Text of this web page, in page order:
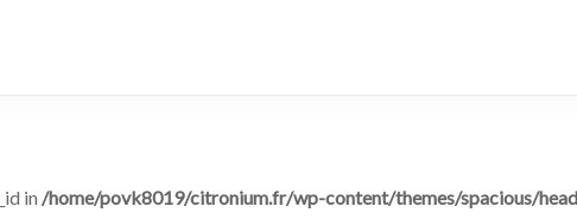
in /home/povk8019/citronium.fr/wp-content/themes/spacious/